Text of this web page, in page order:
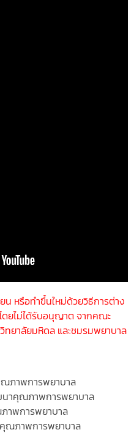
น หรือทำขึ้นใหม่ด้วยวิธีการต่าง
ดยไม่ได้รับอนุญาต จากคณะ
ยาลัยมหิดล และชมรมพยาบาล
ภาพการพยาบาล
าคุณภาพการพยาบาล
าพการพยาบาล
ณภาพการพยาบาล